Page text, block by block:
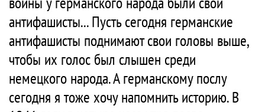
антифашисты... Пусть сегодня германские
антифашисты поднимают свои головы выше,
чтобы их голос был слышен среди
немецкого народа. А германскому послу
сегодня я тоже хочу напомнить историю. В